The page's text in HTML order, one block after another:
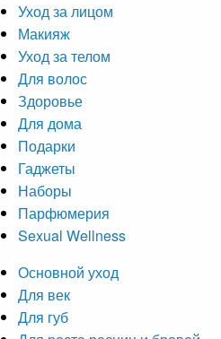
Уход за лицом
Макияж
Уход за телом
Для волос
Здоровье
Для дома
Подарки
Гаджеты
Наборы
Парфюмерия
Sexual Wellness
Основной уход
Для век
Для губ